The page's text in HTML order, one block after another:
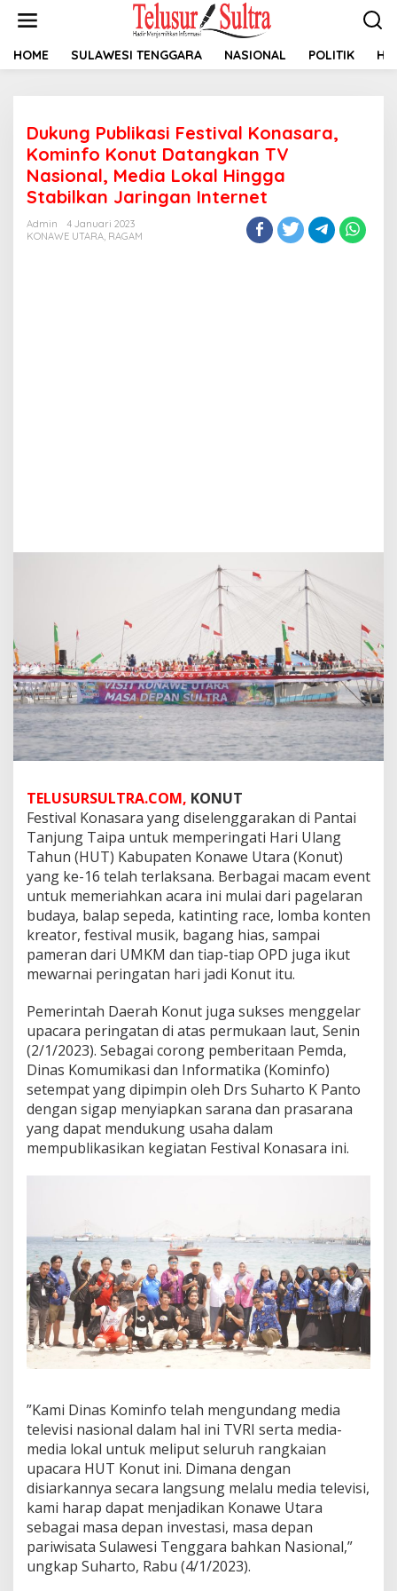
t
HOME SULAWESI TENGGARA NASIONAL POLITIK
Dukung Publikasi Festival Konasara,
Kominfo Konut Datangkan TV
Nasional, Media Lokal Hingga
Stabilkan Jaringan Internet
Admin
4 Januari 2023
KONAWE UTARA, RAGAM
TELUSURSULTRA.COM, KONUT
Festival Konasara yang diselenggarakan di Pantai
Tanjung Taipa untuk memperingati Hari Ulang
Tahun (HUT) Kabupaten Konawe Utara (Konut)
yang ke-16 telah terlaksana. Berbagai macam event
untuk memeriahkan acara ini mulai dari pagelaran
budaya, balap sepeda, katinting race, lomba konten
kreator, festival musik, bagang hias, sampai
pameran dari UMKM dan tiap-tiap OPD juga ikut
mewarnai peringatan hari jadi Konut itu.
Pemerintah Daerah Konut juga sukses menggelar
upacara peringatan di atas permukaan laut, Senin
(2/1/2023). Sebagai corong pemberitaan Pemda,
Dinas Komumikasi dan Informatika (Kominfo)
setempat yang dipimpin oleh Drs Suharto K Panto
dengan sigap menyiapkan sarana dan prasarana
yang dapat mendukung usaha dalam
mempublikasikan kegiatan Festival Konasara ini.
”Kami Dinas Kominfo telah mengundang media
televisi nasional dalam hal ini TVRI serta media-
media lokal untuk meliput seluruh rangkaian
upacara HUT Konut ini. Dimana dengan
disiarkannya secara langsung melalu media televisi,
kami harap dapat menjadikan Konawe Utara
sebagai masa depan investasi, masa depan
pariwisata Sulawesi Tenggara bahkan Nasional,”
ungkap Suharto, Rabu (4/1/2023).